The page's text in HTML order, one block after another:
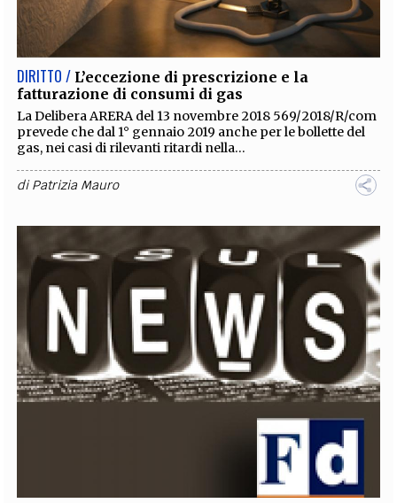
EXTRA
CODICI LIBRI PROCEEDINGS PUBBLICITÀ CONTATTI
SOCIAL MEDIA
DIRITTO / L’eccezione di prescrizione e la
fatturazione di consumi di gas
La Delibera ARERA del 13 novembre 2018 569/2018/R/com
prevede che dal 1° gennaio 2019 anche per le bollette del
gas, nei casi di rilevanti ritardi nella...
diPatrizia Mauro